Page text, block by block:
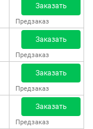
Заказать
Предзаказ
Заказать
Предзаказ
Заказать
Предзаказ
Заказать
Предзаказ